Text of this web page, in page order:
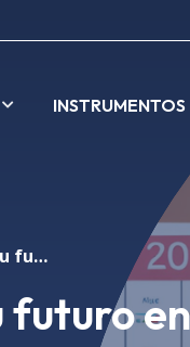
INSTRUMENTOS
SheLIGHTs - Ilumina tu futuro en el Sincrotrón ALBA
futuro